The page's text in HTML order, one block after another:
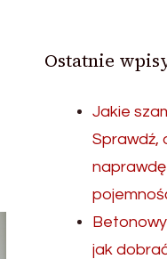
Ostatnie
Jakie
Sprawdź,
jak